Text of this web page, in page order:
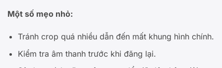
Một số mẹo nhỏ:
Tránh crop quá nhiều dẫn đến mất khung hình chính.
Kiểm tra âm thanh trước khi đăng lại.